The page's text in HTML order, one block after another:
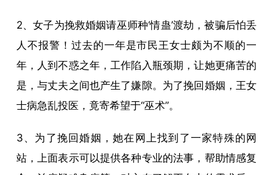
2、女子为挽救婚姻请巫师种‘情蛊’渡劫，被骗后怕丢
人不报警！过去的一年是市民王女士颇为不顺的一
年，人到不惑之年，工作陷入瓶颈期，让她更痛苦的
是，与丈夫之间也产生了嫌隙。为了挽回婚姻，王女
士病急乱投医，竟寄希望于“巫术”。
3、为了挽回婚姻，她在网上找到了一家特殊的网
站，上面表示可以提供各种专业的法事，帮助情感复